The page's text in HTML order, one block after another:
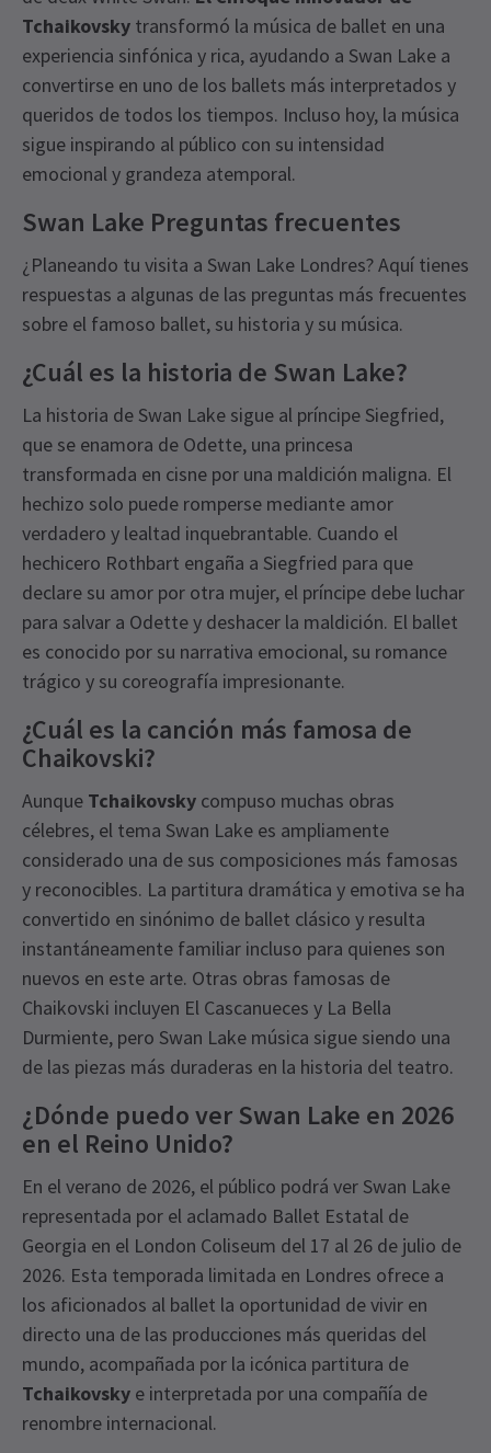
Tchaikovsky transformó la música de ballet en una
experiencia sinfónica y rica, ayudando a Swan Lake a
convertirse en uno de los ballets más interpretados y
queridos de todos los tiempos. Incluso hoy, la música
sigue inspirando al público con su intensidad
emocional y grandeza atemporal.
Swan Lake Preguntas frecuentes
¿Planeando tu visita a Swan Lake Londres? Aquí tienes
respuestas a algunas de las preguntas más frecuentes
sobre el famoso ballet, su historia y su música.
¿Cuál es la historia de Swan Lake?
La historia de Swan Lake sigue al príncipe Siegfried,
que se enamora de Odette, una princesa
transformada en cisne por una maldición maligna. El
hechizo solo puede romperse mediante amor
verdadero y lealtad inquebrantable. Cuando el
hechicero Rothbart engaña a Siegfried para que
declare su amor por otra mujer, el príncipe debe luchar
para salvar a Odette y deshacer la maldición. El ballet
es conocido por su narrativa emocional, su romance
trágico y su coreografía impresionante.
¿Cuál es la canción más famosa de
Chaikovski?
Aunque Tchaikovsky compuso muchas obras
célebres, el tema Swan Lake es ampliamente
considerado una de sus composiciones más famosas
y reconocibles. La partitura dramática y emotiva se ha
convertido en sinónimo de ballet clásico y resulta
instantáneamente familiar incluso para quienes son
nuevos en este arte. Otras obras famosas de
Chaikovski incluyen El Cascanueces y La Bella
Durmiente, pero Swan Lake música sigue siendo una
de las piezas más duraderas en la historia del teatro.
¿Dónde puedo ver Swan Lake en 2026
en el Reino Unido?
En el verano de 2026, el público podrá ver Swan Lake
representada por el aclamado Ballet Estatal de
Georgia en el London Coliseum del 17 al 26 de julio de
2026. Esta temporada limitada en Londres ofrece a
los aficionados al ballet la oportunidad de vivir en
directo una de las producciones más queridas del
mundo, acompañada por la icónica partitura de
Tchaikovsky e interpretada por una compañía de
renombre internacional.